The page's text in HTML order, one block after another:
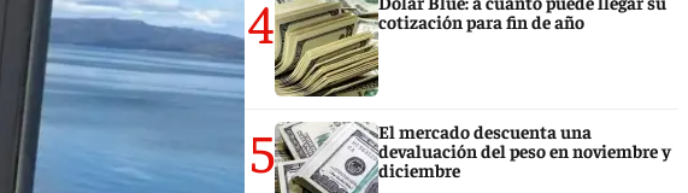
4
cotización para fin de año
5
El mercado descuenta una
devaluación del peso en noviembre y
diciembre